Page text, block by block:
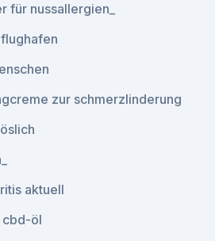
für nussallergien_
zur schmerzlinderung
aktuell
cbd-öl